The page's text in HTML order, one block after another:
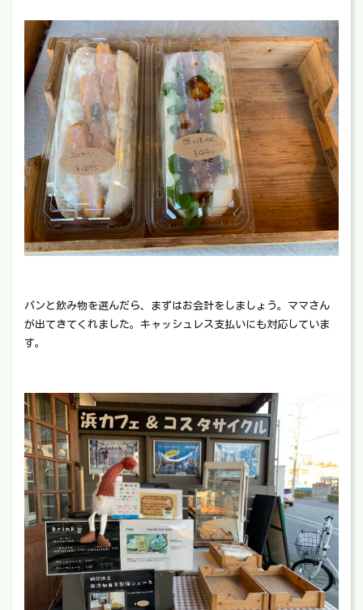
パンと飲み物を選んだら、まずはお会計をしましょう。ママさん
が出てきてくれました。キャッシュレス支払いにも対応していま
す。